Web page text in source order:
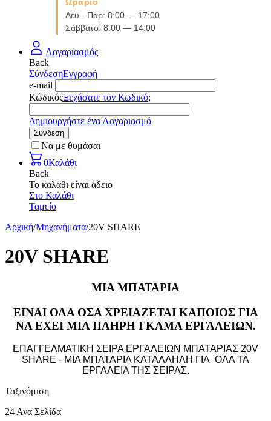
Δευ - Παρ: 8:00 — 17:00
Σάββατο: 8:00 — 14:00
Λογαριασμός
Back
ΣύνδεσηΕγγραφή
e-mail
ΚώδικόςΞεχάσατε τον Κωδικό;
Δημιουργήστε ένα Λογαριασμό
Σύνδεση
Να με θυμάσαι
0Καλάθι
Back
Το καλάθι είναι άδειο
Στο Καλάθι
Ταμείο
Αρχική/Μηχανήματα/20V SHARE
20V SHARE
ΜΙΑ ΜΠΑΤΑΡΙΑ
ΕΙΝΑΙ ΟΛΑ ΟΣΑ ΧΡΕΙΑΖΕΤΑΙ ΚΑΠΟΙΟΣ ΓΙΑ
ΝΑ ΕΧΕΙ ΜΙΑ ΠΛΗΡΗ ΓΚΑΜΑ ΕΡΓΑΛΕΙΩΝ.
ΕΠΑΓΓΕΛΜΑΤΙΚΗ ΣΕΙΡΑ ΕΡΓΑΛΕΙΩΝ ΜΠΑΤΑΡΙΑΣ 20V
SHARE - ΜΙΑ ΜΠΑΤΑΡΙΑ ΚΑΤΑΛΛΗΛΗ ΓΙΑ ΟΛΑ ΤΑ
ΕΡΓΑΛΕΙΑ ΤΗΣ ΣΕΙΡΑΣ.
Ταξινόμιση
24 Ανα Σελίδα